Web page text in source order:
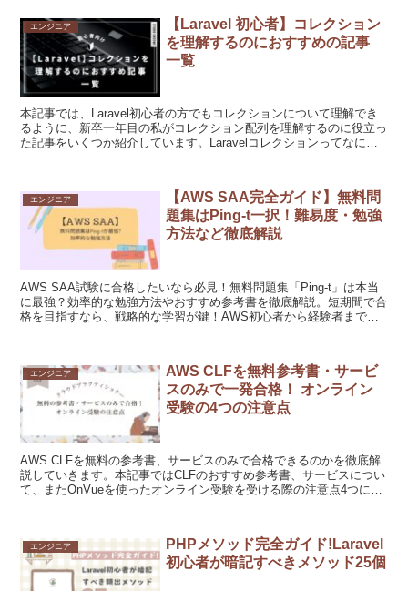
エンジニア
【Laravel 初心者】コレクション
を理解するのにおすすめの記事
一覧
本記事では、Laravel初心者の方でもコレクションについて理解でき
るように、新卒一年目の私がコレクション配列を理解するのに役立っ
た記事をいくつか紹介しています。Laravelコレクションってなに？
エンジニア
【AWS SAA完全ガイド】無料問
題集はPing-t一択！難易度・勉強
方法など徹底解説
AWS SAA試験に合格したいなら必見！無料問題集「Ping-t」は本当
に最強？効率的な勉強方法やおすすめ参考書を徹底解説。短期間で合
格を目指すなら、戦略的な学習が鍵！AWS初心者から経験者まで役
エンジニア
AWS CLFを無料参考書・サービ
スのみで一発合格！ オンライン
受験の4つの注意点
AWS CLFを無料の参考書、サービスのみで合格できるのかを徹底解
説していきます。本記事ではCLFのおすすめ参考書、サービスについ
て、またOnVueを使ったオンライン受験を受ける際の注意点4つにつ
エンジニア
PHPメソッド完全ガイド!Laravel
初心者が暗記すべきメソッド25個